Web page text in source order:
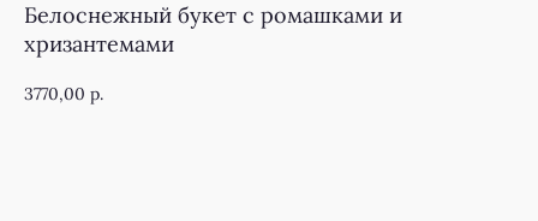
Белоснежный букет с ромашками и
хризантемами
3770,00 р.